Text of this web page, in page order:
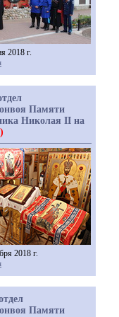
2018 г.
Памяти
Николая II на
2018 г.
Памяти